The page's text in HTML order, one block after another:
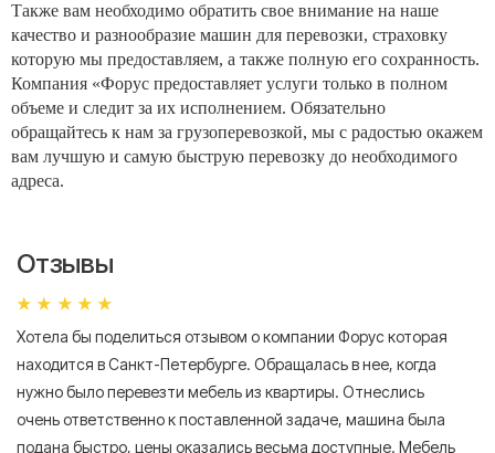
Также вам необходимо обратить свое внимание на наше
качество и разнообразие машин для перевозки, страховку
которую мы предоставляем, а также полную его сохранность.
Компания «Форус предоставляет услуги только в полном
объеме и следит за их исполнением. Обязательно
обращайтесь к нам за грузоперевозкой, мы с радостью окажем
вам лучшую и самую быструю перевозку до необходимого
адреса.
Отзывы
Хотела бы поделиться отзывом о компании Форус которая
находится в Санкт-Петербурге. Обращалась в нее, когда
нужно было перевезти мебель из квартиры. Отнеслись
очень ответственно к поставленной задаче, машина была
подана быстро, цены оказались весьма доступные. Мебель